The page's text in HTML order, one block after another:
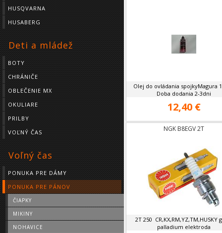
HUSQVARNA
HUSABERG
Deti a mládež
BOTY
CHRÁNIČE
OBLEČENIE MX
OKULIARE
PRILBY
VOĽNÝ ČAS
Voľný čas
PONUKA PRE DÁMY
PONUKA PRE PÁNOV
ČIAPKY
MIKINY
NOHAVICE
Olej do ovládania spojkyMagura
Doba dodania 2-3dni
12,40 €
NGK B8EGV 2T
2T 250 CR,KX,RM,YZ,TM,HUSKY
palladium elektroda